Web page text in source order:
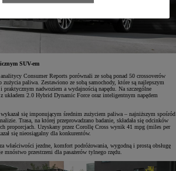
SUV-em
Consumer Reports porównali ze sobą ponad 50 crossoverów
paliwa. Zestawiono ze sobą samochody, które są najlepszym
nadwoziem a wydajnością napędu. Na szczególne
układem 2.0 Hybrid Dynamic Force oraz inteligentnym napędem
się imponującym średnim zużyciem paliwa – najniższym spośród
Trasa, na której przeprowadzano badanie, składała się odcinków
proporcjach. Uzyskany przez Corollę Cross wynik 41 mpg (miles per
się nieosiągalny dla konkurentów.
właściwości jezdne, komfort podróżowania, wygodną i prostą obsługę
mnóstwo przestrzeni dla pasażerów tylnego rzędu.